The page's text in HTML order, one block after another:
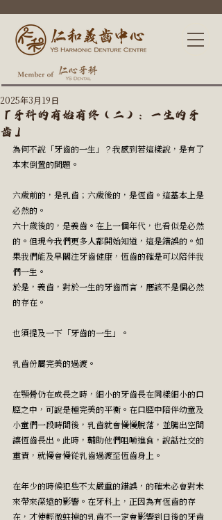
「牙科的有始有終（二）：一生的牙
齒」
2025年3月19日
為何不說「牙齒的一生」？我感到若這樣說，是有了
本末倒置的問題。
六歲前的，是乳齒；六歲後的，是恆齒。這基本上是
必然的。
六十歲後的，是義齒。在上一個年代，也看似是必然
的。但現今我們更多人都開始知道，這是錯誤的。如
果我們能及早關注牙齒健康，恆齒的確是可以陪伴我
們一生。
於是，義齒，對於一生的牙齒而言，應該不是個必然
的存在。
也須提及一下「牙齒的一生」。
乳齒份屬完美的過渡。
在顎骨仍在成長之時，細小的牙齒長在同樣細小的口
腔之中，可說是種完美的平衡。在口腔中陪伴幼童及
小童們一段時間後，乳齒就會慢慢脫落，並騰出空間
讓恆齒長出。此時，輔助他們咀嚼進食，說話社交的
重責，就慢會慢從乳齒過渡至恆齒身上。
在年少的時候犯些不太嚴重的錯誤，的確未必會對未
來帶來深遠的影響。在牙科上，正因為有恆齒的存
在，才使輕微蛀掉的乳齒不一定會影響到日後的牙齒